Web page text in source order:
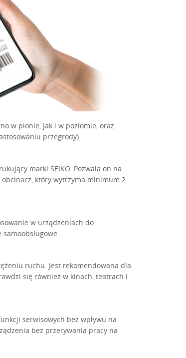
w pionie, jak i w poziomie, oraz
przegrody).
marki SEIKO. Pozwala on na
który wytrzyma minimum 2
w urządzeniach do
ruchu. Jest rekomendowana dla
się również w kinach, teatrach i
serwisowych bez wpływu na
bez przerywania pracy na